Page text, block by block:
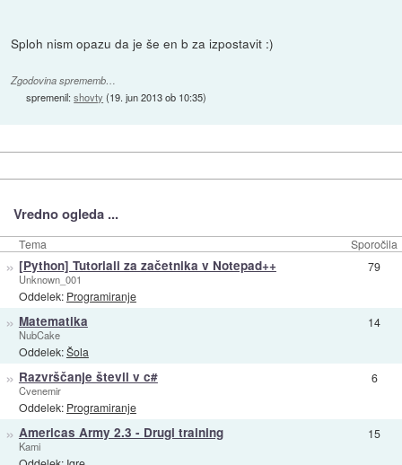
Sploh nism opazu da je še en b za izpostavit :)
Zgodovina sprememb…
spremenil:shovty (19. jun 2013 ob 10:35)
Vredno ogleda ...
Tema Sporočila
» [Python] Tutoriali za začetnika v Notepad++
Unknown_001
Oddelek: Programiranje
79
» Matematika
NubCake
Oddelek:Šola
14
» Razvrščanje števil v c#
Cvenemir
Oddelek: Programiranje
6
» Americas Army 2.3 - Drugi training
Kami
15